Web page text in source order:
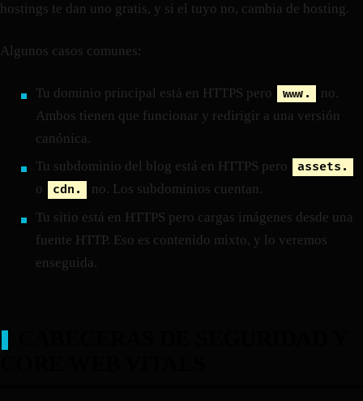
hostings te dan uno gratis, y si el tuyo no, cambia de hosting.
Algunos casos comunes:
Tu dominio principal está en HTTPS pero www.
no.
Ambos tienen que funcionar y redirigir a una versión
canónica.
Tu subdominio del blog está en HTTPS pero
assets.
o
cdn.
no. Los subdominios cuentan.
Tu sitio está en HTTPS pero cargas imágenes desde una
fuente HTTP. Eso es contenido mixto, y lo veremos
enseguida.